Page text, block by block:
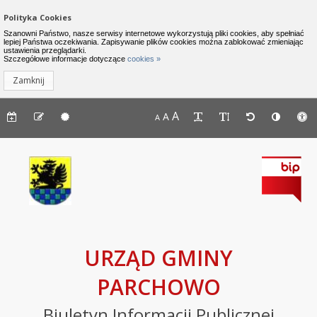
Urząd Gminy Parchowo -
Nawigacja do pomijania linków
Polityka Cookies
Szanowni Państwo, nasze serwisy internetowe wykorzystują pliki cookies, aby spełniać
lepiej Państwa oczekiwania. Zapisywanie plików cookies można zablokować zmieniając
ustawienia przeglądarki.
Szczegółowe informacje dotyczące cookies »
Zamknij
Menu górne
Menu górne - edycja stronyMenu górne - dostępność strony
A A A
URZĄD GMINY
PARCHOWO
Lewe menu
menu
INFORMACJE
Komunikaty
Deklaracja
dostępności
Raport
stanie